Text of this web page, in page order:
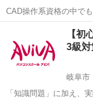
CAD操作系資格の中で
高い人気資格である建そ
【初
3級
岐阜市
「知識問題」に加え、